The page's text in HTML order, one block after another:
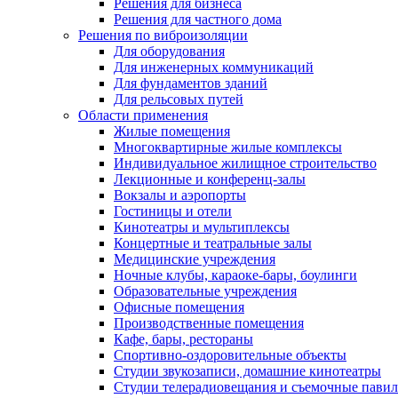
Решения для бизнеса
Решения для частного дома
Решения по виброизоляции
Для оборудования
Для инженерных коммуникаций
Для фундаментов зданий
Для рельсовых путей
Области применения
Жилые помещения
Многоквартирные жилые комплексы
Индивидуальное жилищное строительство
Лекционные и конференц-залы
Вокзалы и аэропорты
Гостиницы и отели
Кинотеатры и мультиплексы
Концертные и театральные залы
Медицинские учреждения
Ночные клубы, караоке-бары, боулинги
Образовательные учреждения
Офисные помещения
Производственные помещения
Кафе, бары, рестораны
Спортивно-оздоровительные объекты
Студии звукозаписи, домашние кинотеатры
Студии телерадиовещания и съемочные